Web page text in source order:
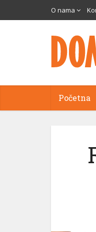
O nama
Početna